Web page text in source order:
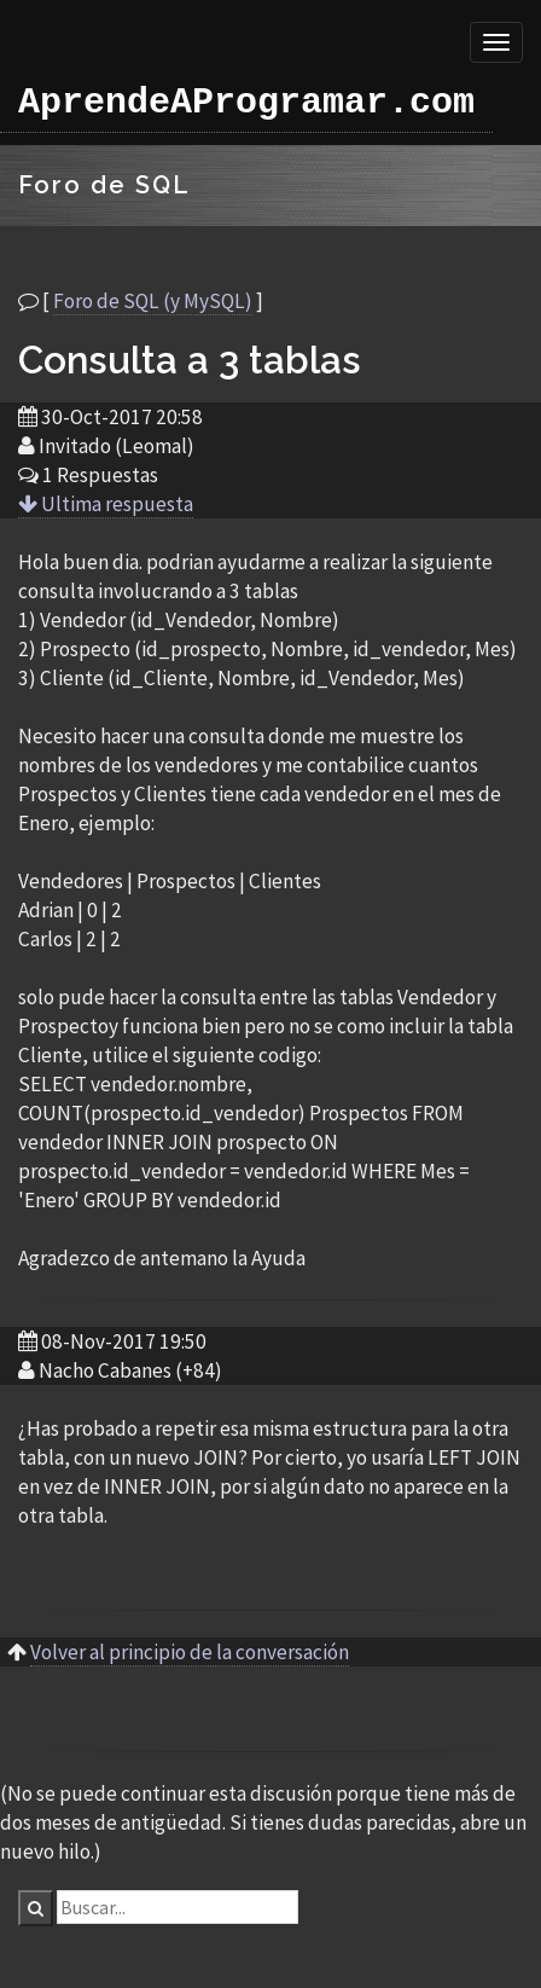
AprendeAProgramar.com
Foro de SQL
[Foro de SQL (y MySQL) ]
Consulta a 3 tablas
30-Oct-2017 20:58
Invitado (Leomal)
1 Respuestas
Ultima respuesta
Hola buen dia. podrian ayudarme a realizar la siguiente
consulta involucrando a 3 tablas
1) Vendedor (id_Vendedor, Nombre)
2) Prospecto (id_prospecto, Nombre, id_vendedor, Mes)
3) Cliente (id_Cliente, Nombre, id_Vendedor, Mes)
Necesito hacer una consulta donde me muestre los
nombres de los vendedores y me contabilice cuantos
Prospectos y Clientes tiene cada vendedor en el mes de
Enero, ejemplo:
Vendedores | Prospectos | Clientes
Adrian | 0 | 2
Carlos | 2 | 2
solo pude hacer la consulta entre las tablas Vendedor y
Prospectoy funciona bien pero no se como incluir la tabla
Cliente, utilice el siguiente codigo:
SELECT vendedor.nombre,
COUNT(prospecto.id_vendedor) Prospectos FROM
vendedor INNER JOIN prospecto ON
prospecto.id_vendedor = vendedor.id WHERE Mes =
'Enero' GROUP BY vendedor.id
Agradezco de antemano la Ayuda
08-Nov-2017 19:50
Nacho Cabanes (+84)
¿Has probado a repetir esa misma estructura para la otra
tabla, con un nuevo JOIN? Por cierto, yo usaría LEFT JOIN
en vez de INNER JOIN, por si algún dato no aparece en la
otra tabla.
Volver al principio de la conversación
(No se puede continuar esta discusión porque tiene más de
dos meses de antigüedad. Si tienes dudas parecidas, abre un
nuevo hilo.)